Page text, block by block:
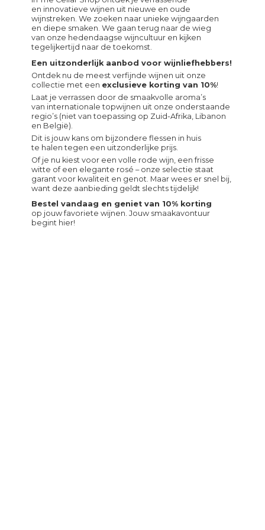
en innovatieve wijnen uit nieuwe en oude
wijnstreken. We zoeken naar unieke wijngaarden
en diepe smaken. We gaan terug naar de wieg
van onze hedendaagse wijncultuur en kijken
tegelijkertijd naar de toekomst.
Een uitzonderlijk aanbod voor wijnliefhebbers!
Ontdek nu de meest verfijnde wijnen uit onze
collectie met een exclusieve korting van 10%!
Laat je verrassen door de smaakvolle aroma’s
van internationale topwijnen uit onze onderstaande
regio’s (niet van toepassing op Zuid-Afrika, Libanon
en België).
Dit is jouw kans om bijzondere flessen in huis
te halen tegen een uitzonderlijke prijs.
Of je nu kiest voor een volle rode wijn, een frisse
witte of een elegante rosé – onze selectie staat
garant voor kwaliteit en genot. Maar wees er snel bij,
want deze aanbieding geldt slechts tijdelijk!
Bestel vandaag en geniet van 10% korting
op jouw favoriete wijnen. Jouw smaakavontuur
begint hier!